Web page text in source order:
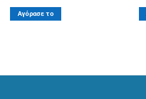
Αγόρασε το